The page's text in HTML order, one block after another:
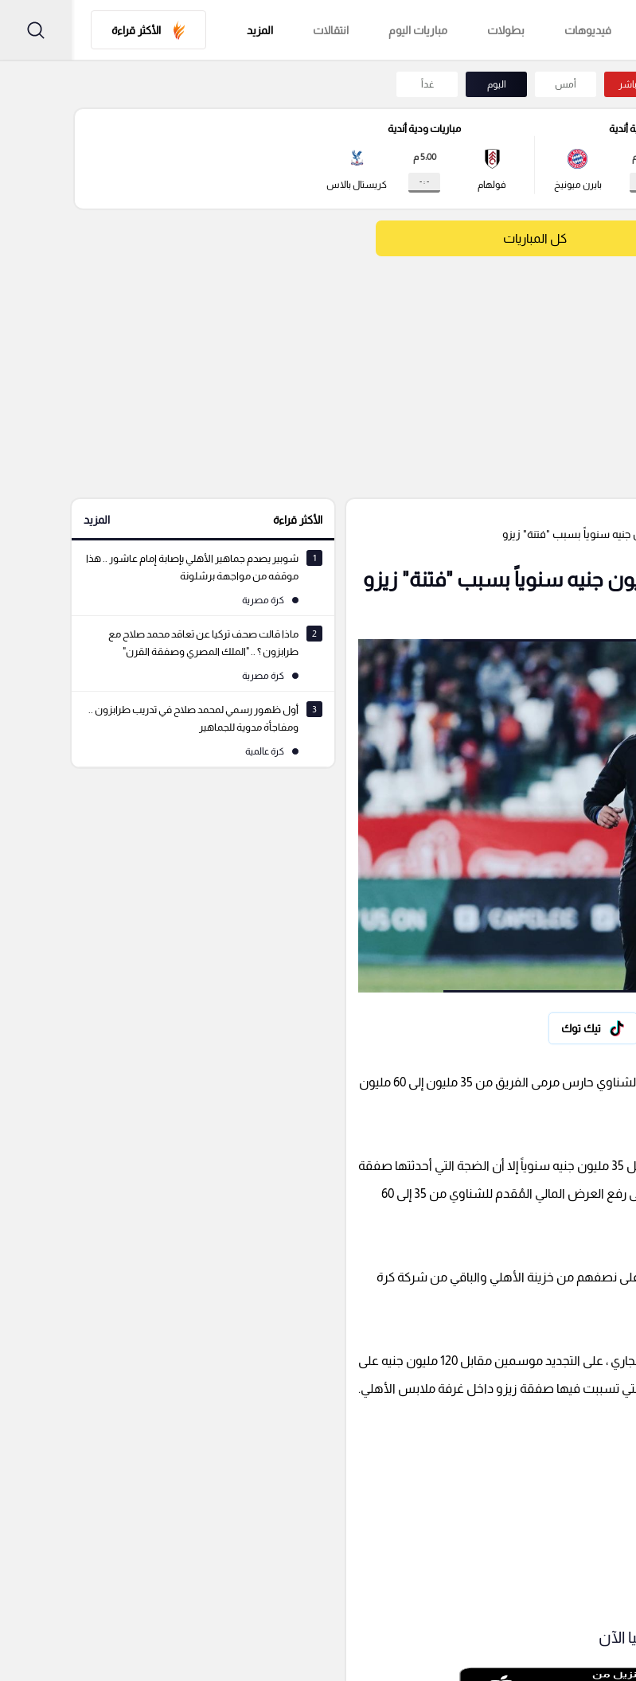
فيديوهات بطولات مباريات اليوم انتقالات المزيد الأكثر قراءة
أمس اليوم غداً
أندية
بايرن ميونيخ
مباريات ودية أندية
فولهام
5:00 م
- : - كريستال بالاس
كل المباريات
تيك توك
إضطر مسئولو النادي الأهلي إلى رفع العرض المالي المُقدم إلى محمد الشناوي حارس مرمى الفريق من 35 مليون إلى 60 مليون
ورغم أن الأهلي كان قاب قوسين أو أدنى من تجديد عقد الشناوي مقابل 35 مليون جنيه سنوياً إلا أن الضجة التي أحدثتها صفقة
الأهلي مع أحمد سيد زيزو لاعب الزمالك أجبرت إدارة القلعة الحمراء على رفع العرض المالي المُقدم للشناوي من 35 إلى 60
مليون جنيه سنوياً يحصل على نصفهم من خزينة الأهلي والباقي من شركة كرة
وإتفق مسئولو الأهلي مع الشناوي الذي ينتهي عقده بنهاية الموسم الجاري ، على التجديد موسمين مقابل 120 مليون جنيه على
تسببت فيها صفقة زيزو داخل غرفة ملابس الأهلي.
الآن
الأكثر قراءة المزيد
1
شوبير يصدم جماهير الأهلي بإصابة إمام عاشور .. هذا
موقفه من مواجهة برشلونة
كرة مصرية
2
ماذا قالت صحف تركيا عن تعاقد محمد صلاح مع
طرابزون ؟ .. "الملك المصري وصفقة القرن"
كرة مصرية
3
أول ظهور رسمي لمحمد صلاح في تدريب طرابزون ..
ومفاجأة مدوية للجماهير
كرة عالمية